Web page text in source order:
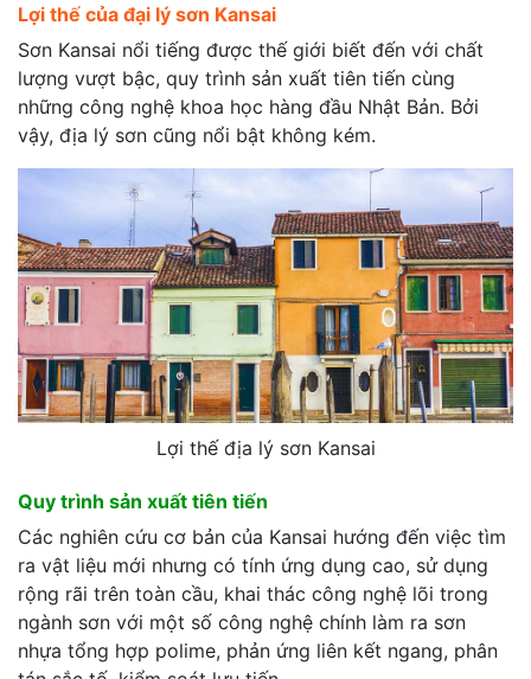
Lợi thế của đại lý sơn Kansai
Sơn Kansai nổi tiếng được thế giới biết đến với chất
lượng vượt bậc, quy trình sản xuất tiên tiến cùng
những công nghệ khoa học hàng đầu Nhật Bản. Bởi
vậy, địa lý sơn cũng nổi bật không kém.
Lợi thế địa lý sơn Kansai
Quy trình sản xuất tiên tiến
Các nghiên cứu cơ bản của Kansai hướng đến việc tìm
ra vật liệu mới nhưng có tính ứng dụng cao, sử dụng
rộng rãi trên toàn cầu, khai thác công nghệ lõi trong
ngành sơn với một số công nghệ chính làm ra sơn
nhựa tổng hợp polime, phản ứng liên kết ngang, phân